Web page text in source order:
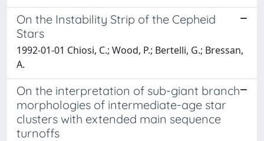
On the Instability Strip of the Cepheid
Stars
1992-01-01 Chiosi, C.; Wood, P.; Bertelli, G.; Bressan,
A.
On the interpretation of sub-giant branch
morphologies of intermediate-age star
clusters with extended main sequence
turnoffs